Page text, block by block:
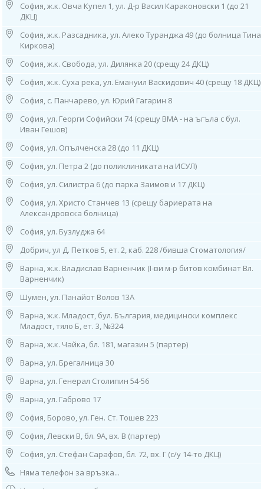
8. София, ж.к. Хаджи Димитър, ул. "Дончо Ватах" №28
(в безистена на блока),
тел: 0888 03 40 10
Работно време:
08.00ч до 14.00ч /от понеделник до петък/
9. София, ж.к. “Банишора”, ул. “Братя Миладинови” 104-106 (зад 2
МБАЛ)
тел: 0882 861 675
Работно време: 08.00ч до 16.00ч /от понеделник до петък/
10. гр. Нови Искър, ул. "Искърско дефиле" 120А
Работно време: 08.00ч до 16.00ч /от понеделник до петък/
11. София, ж.к. “Гоце Делчев”, ул. “Костенски Водопад”, бл. 242 (срещу
29 ДКЦ)
тел: 0884 011 499
Работно време: 08.00ч до 16.00ч /от понеделник до петък/
тел: 0886 550 774
Работно време: 08.00ч до 16.00ч /от понеделник до петък/
13. София, ж.к. “Младост” 1, бл. 53 (зад бивша 27ДКЦ)
тел: 0884 649 340
Работно време:
08.00ч до 16.00ч /от понеделник до петък/
14. София, ж.к. “Младост” 3, бл. 342, вх. 1 (до 25 ДКЦ)
тел: 0885 50 34 21
Работно време:
08.00ч до 16.00ч /от понеделник до петък/
(до 8 ДКЦ), тел: 0884 015 182
Работно време: 08.00ч до 16.00ч /от понеделник до петък/
16. София, ж.к. “Овча Купел″ 1, ул. “Д-р Васил Караконовски” 1
(до 21 ДКЦ), тел: 0882 592 021
Работно време: 08.00ч до 16.00ч /от понеделник до петък/
17. София, ж.к. “Разсадника”, ул. “Алеко Туранджа” 49 (до болница
Тина Киркова)
тел: 0885 901 129
София, ж.к. Овча Купел 1, ул. Д-р Васил Караконовски 1 (до 21
ДКЦ)
София, ж.к. Разсадника, ул. Алеко Туранджа 49 (до болница Тина
Киркова)
София, ж.к. Свобода, ул. Дилянка 20 (срещу 24 ДКЦ)
София, ж.к. Суха река, ул. Емануил Васкидович 40 (срещу 18 ДКЦ)
София, с. Панчарево, ул. Юрий Гагарин 8
София, ул. Георги Софийски 74 (срещу ВМА - на ъгъла с бул.
Иван Гешов)
София, ул. Опълченска 28 (до 11 ДКЦ)
София, ул. Петра 2 (до поликлиниката на ИСУЛ)
София, ул. Силистра 6 (до парка Заимов и 17 ДКЦ)
София, ул. Христо Станчев 13 (срещу бариерата на
Александровска болница)
София, ул. Бузлуджа 64
Добрич, ул Д. Петков 5, ет. 2, каб. 228 /бивша Стоматология/
Варна, ж.к. Владислав Варненчик (I-ви м-р битов комбинат Вл.
Варненчик)
Шумен, ул. Панайот Волов 13А
Варна, ж.к. Младост, бул. България, медицински комплекс
Младост, тяло Б, ет. 3, №324
Варна, ж.к. Чайка, бл. 181, магазин 5 (партер)
Варна, ул. Брегалница 30
Варна, ул. Генерал Столипин 54-56
Варна, ул. Габрово 17
София, Борово, ул. Ген. Ст. Тошев 223
София, Левски В, бл. 9А, вх. В (партер)
София, ул. Стефан Сарафов, бл. 72, вх. Г (с/у 14-то ДКЦ)
Няма телефон за връзка...